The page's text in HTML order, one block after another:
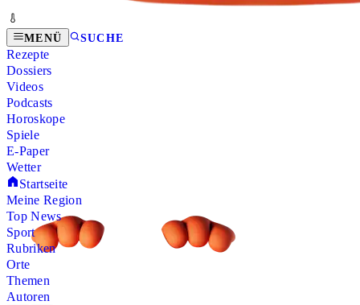
MENÜ SUCHE
Rezepte
Dossiers
Videos
Podcasts
Horoskope
Spiele
E-Paper
Wetter
Startseite
Meine Region
Top News
Sport
Rubriken
Orte
Themen
Autoren